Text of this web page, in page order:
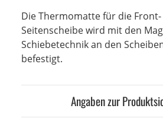
Die Thermomatte für die
Seitenscheibe wird mit den
Schiebetechnik an den
befestigt.
Angaben zur